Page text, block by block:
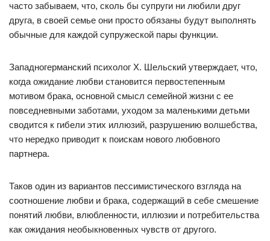
часто забываем, что, сколь бы супруги ни любили друг
друга, в своей семье они просто обязаны будут выполнять
обычные для каждой супружеской пары функции.
Западногерманский психолог X. Шельский утверждает, что,
когда ожидание любви становится первостепенным
мотивом брака, основной смысл семейной жизни с ее
повседневными заботами, уходом за маленькими детьми
сводится к гибели этих иллюзий, разрушению волшебства,
что нередко приводит к поискам нового любовного
партнера.
Таков один из вариантов пессимистического взгляда на
соотношение любви и брака, содержащий в себе смешение
понятий любви, влюбленности, иллюзии и потребительства
как ожидания необыкновенных чувств от другого.